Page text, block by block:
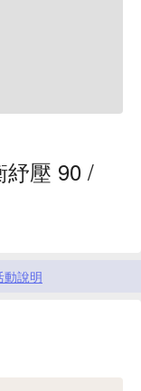
紓壓 90 /
動說明